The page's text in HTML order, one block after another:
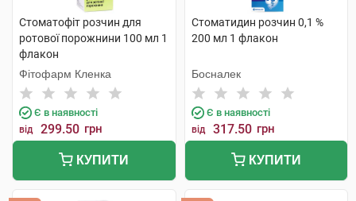
Стоматофіт розчин для
ротової порожнини 100 мл 1
флакон
Фітофарм Кленка
Є в наявності
від 299.50 грн
КУПИТИ
Стоматидин розчин 0,1 %
200 мл 1 флакон
Босналек
Є в наявності
від 317.50 грн
КУПИТИ